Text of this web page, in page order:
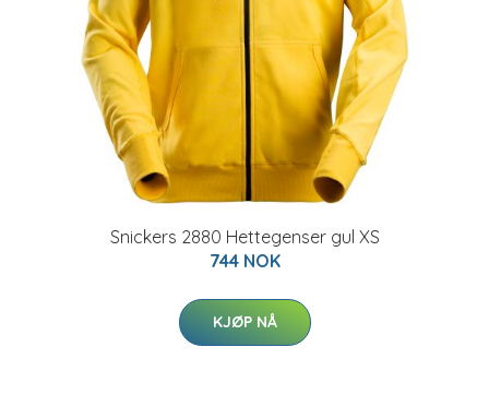
Snickers 2880 Hettegenser gul XS
744 NOK
KJØP NÅ